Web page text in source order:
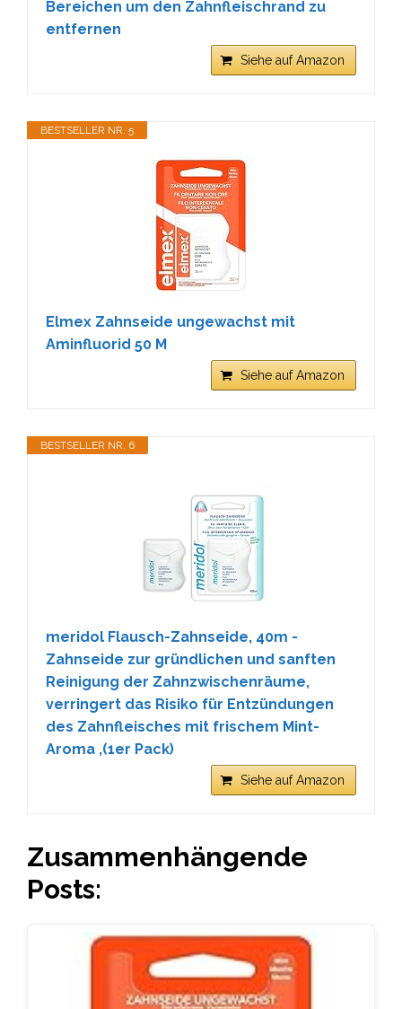
Bereichen um den Zahnfleischrand zu
entfernen
Siehe auf Amazon
BESTSELLER NR. 5
Elmex Zahnseide ungewachst mit
Aminfluorid 50 M
Siehe auf Amazon
BESTSELLER NR. 6
meridol Flausch-Zahnseide, 40m -
Zahnseide zur gründlichen und sanften
Reinigung der Zahnzwischenräume,
verringert das Risiko für Entzündungen
des Zahnfleisches mit frischem Mint-
Aroma ,(1er Pack)
Siehe auf Amazon
Zusammenhängende
Posts: